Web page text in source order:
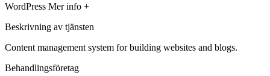
WordPress Mer info +
Beskrivning av tjänsten
Content management system for building websites and blogs.
Behandlingsföretag